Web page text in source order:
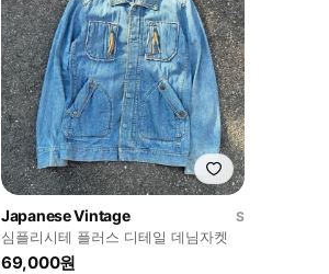
Japanese Vintage
S
심플리시테 플러스 디테일 데님자켓
69,000원